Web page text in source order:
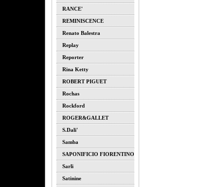
RANCE'
REMINISCENCE
Renato Balestra
Replay
Reporter
Rina Ketty
ROBERT PIGUET
Rochas
Rockford
ROGER&GALLET
S.dali'
Samba
SAPONIFICIO FIORENTINO
Sarli
Satinine